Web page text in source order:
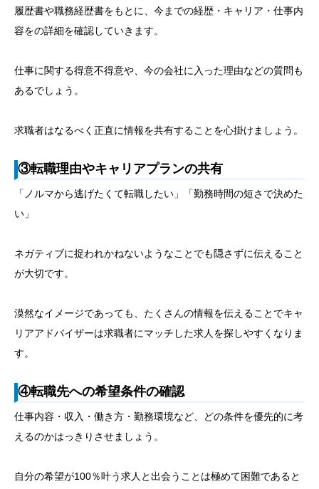
履歴書や職務経歴書をもとに、今までの経歴・キャリア・仕事内
容をの詳細を確認していきます。
仕事に関する得意不得意や、今の会社に入った理由などの質問も
あるでしょう。
求職者はなるべく正直に情報を共有することを心掛けましょう。
③転職理由やキャリアプランの共有
「ノルマから逃げたくて転職したい」「勤務時間の短さで決めた
い」
ネガティブに捉われかねないようなことでも隠さずに伝えること
が大切です。
漠然なイメージであっても、たくさんの情報を伝えることでキャ
リアアドバイザーは求職者にマッチした求人を探しやすくなりま
す。
④転職先への希望条件の確認
仕事内容・収入・働き方・勤務環境など、どの条件を優先的に考
えるのかはっきりさせましょう。
自分の希望が100％叶う求人と出会うことは極めて困難であると